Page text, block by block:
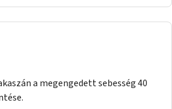
a megengedett sebesség 40